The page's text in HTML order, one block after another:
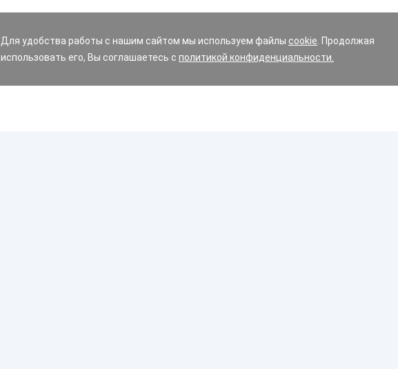
Для удобства работы с нашим сайтом мы используем файлы cookie . Продолжая
использовать его, Вы соглашаетесь с политикой конфиденциальности.